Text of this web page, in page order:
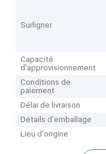
Surligner
Capacité
d'approvisionnement
Conditions de
paiement
Délai de livraison
Détails d'emballage
Lieu d'origine